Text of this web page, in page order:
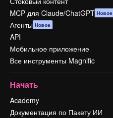
MCP для Claude/ChatGPT Новое
Агенты Новое
API
Мобильное приложение
Все инструменты Magnific
Начать
Academy
Документация по Пакету ИИ